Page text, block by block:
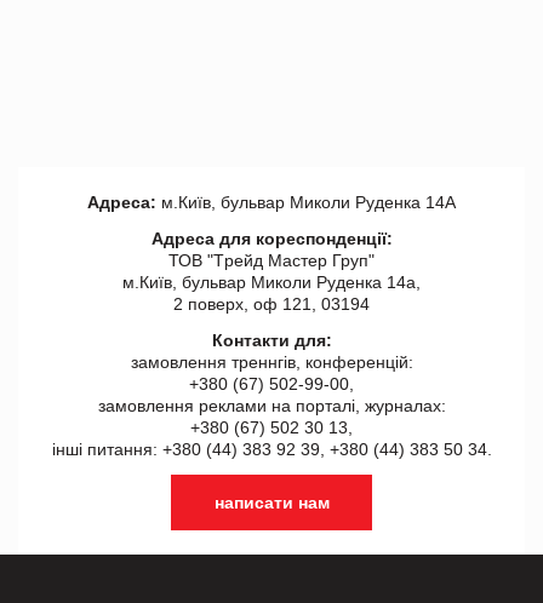
Адреса: м.Київ, бульвар Миколи Руденка 14А
Адреса для кореспонденції:
ТОВ "Tрейд Мастер Груп"
м.Київ, бульвар Миколи Руденка 14а,
2 поверх, оф 121, 03194
Контакти для:
замовлення треннгів, конференцій:
+380 (67) 502-99-00,
замовлення реклами на порталі, журналах:
+380 (67) 502 30 13,
інші питання: +380 (44) 383 92 39, +380 (44) 383 50 34.
написати нам